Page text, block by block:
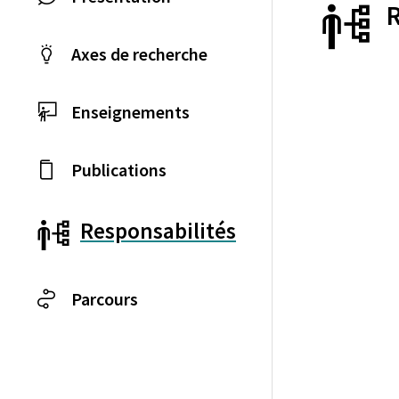
Axes de recherche
Enseignements
Publications
Responsabilités
Parcours